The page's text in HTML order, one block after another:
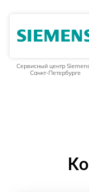
Сервисный центр
Санкт-Петербурге